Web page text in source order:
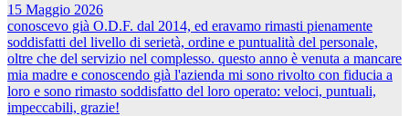
15 Maggio 2026
conoscevo già O.D.F. dal 2014, ed eravamo rimasti pienamente
soddisfatti del livello di serietà, ordine e puntualità del personale,
oltre che del servizio nel complesso. questo anno è venuta a mancare
mia madre e conoscendo già l'azienda mi sono rivolto con fiducia a
loro e sono rimasto soddisfatto del loro operato: veloci, puntuali,
impeccabili, grazie!